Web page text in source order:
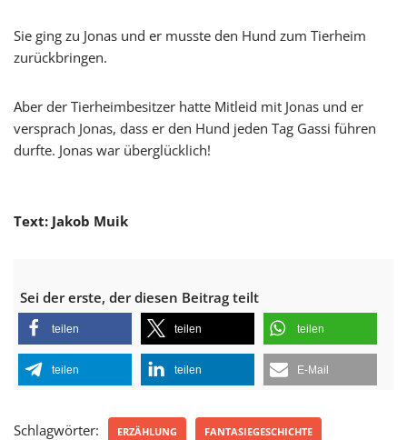
Sie ging zu Jonas und er musste den Hund zum Tierheim
zurückbringen.
Aber der Tierheimbesitzer hatte Mitleid mit Jonas und er
versprach Jonas, dass er den Hund jeden Tag Gassi führen
durfte. Jonas war überglücklich!
Text: Jakob Muik
Sei der erste, der diesen Beitrag teilt
teilen teilen teilen
teilen teilen E-Mail
Schlagwörter: ERZÄHLUNG FANTASIEGESCHICHTE